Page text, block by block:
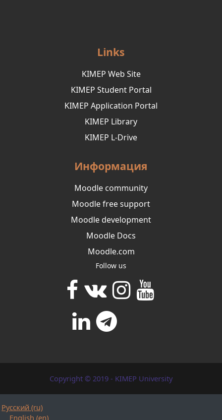
Links
KIMEP Web Site
KIMEP Student Portal
KIMEP Application Portal
KIMEP Library
KIMEP L-Drive
Информация
Moodle community
Moodle free support
Moodle development
Moodle Docs
Moodle.com
Follow us
Copyright © 2019 - KIMEP University
Русский ‎(ru)‎
English ‎(en)‎